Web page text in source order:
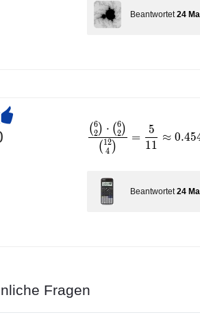
Beantwortet 24
\frac{\binom{6}{2}
( 4
12)
( 2
6) ⋅ (2
6)
=
11
5
≈ 0.45
Beantwortet 24
Fragen